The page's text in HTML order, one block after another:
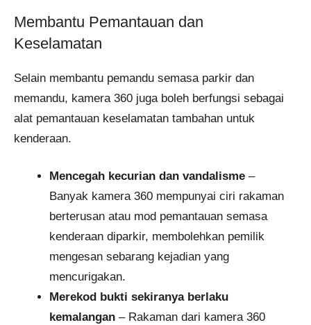
Membantu Pemantauan dan
Keselamatan
Selain membantu pemandu semasa parkir dan
memandu, kamera 360 juga boleh berfungsi sebagai
alat pemantauan keselamatan tambahan untuk
kenderaan.
Mencegah kecurian dan vandalisme –
Banyak kamera 360 mempunyai ciri rakaman
berterusan atau mod pemantauan semasa
kenderaan diparkir, membolehkan pemilik
mengesan sebarang kejadian yang
mencurigakan.
Merekod bukti sekiranya berlaku
kemalangan – Rakaman dari kamera 360